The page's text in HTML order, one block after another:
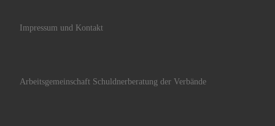
Impressum und Kontakt
Arbeitsgemeinschaft Schuldnerberatung der Verbände